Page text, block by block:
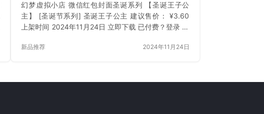
幻梦虚拟小店 微信红包封面圣诞系列 【圣诞王子公
主】 [圣诞节系列] 圣诞王子公主 建议售价： ¥3.60
上架时间 2024年11月24日 立即下载 已付费？登录 或
新品推荐 2024年11月24日